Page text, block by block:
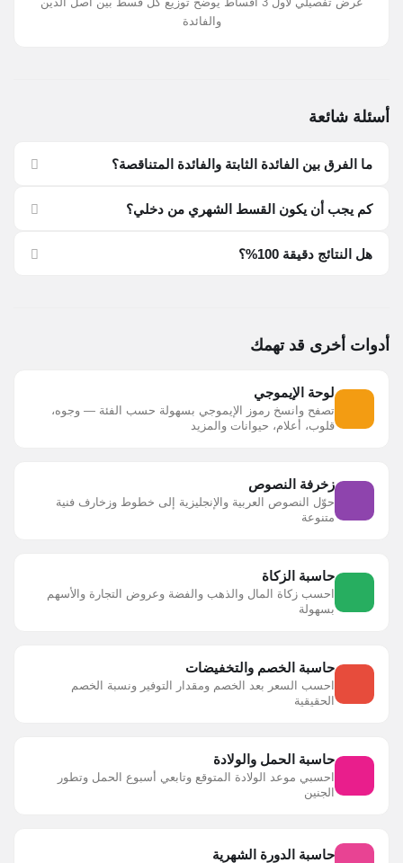
والفائدة
أسئلة شائعة
ما الفرق بين الفائدة الثابتة والفائدة المتناقصة؟
كم يجب أن يكون القسط الشهري من دخلي؟
هل النتائج دقيقة 100%؟
أدوات أخرى قد تهمك
لوحة الإيموجي
تصفح وانسخ رموز الإيموجي بسهولة حسب الفئة — وجوه،
قلوب، أعلام، حيوانات والمزيد
زخرفة النصوص
حوّل النصوص العربية والإنجليزية إلى خطوط وزخارف فنية
متنوعة
حاسبة الزكاة
احسب زكاة المال والذهب والفضة وعروض التجارة والأسهم
بسهولة
حاسبة الخصم والتخفيضات
احسب السعر بعد الخصم ومقدار التوفير ونسبة الخصم
الحقيقية
حاسبة الحمل والولادة
احسبي موعد الولادة المتوقع وتابعي أسبوع الحمل وتطور
الجنين
حاسبة الدورة الشهرية